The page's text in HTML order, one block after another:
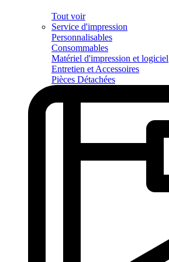
Tout voir
Service d'impression
Personnalisables
Consommables
Matériel d'impression et logiciel
Entretien et Accessoires
Pièces Détachées